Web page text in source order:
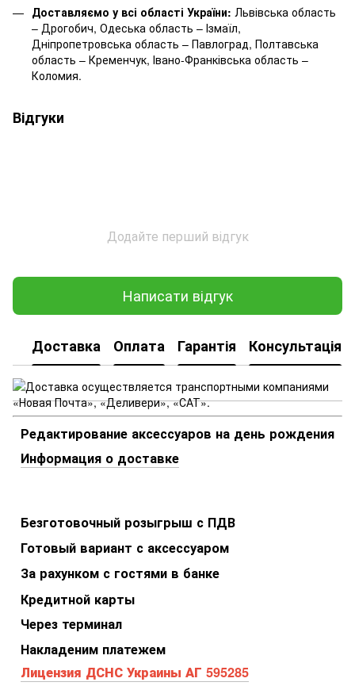
Доставляємо у всі області України: Львівська область
– Дрогобич, Одеська область – Ізмаїл,
Дніпропетровська область – Павлоград, Полтавська
область – Кременчук, Івано-Франківська область –
Коломия.
Відгуки
Додайте перший відгук
Написати відгук
Доставка Оплата Гарантія Консультація
Редактирование аксессуаров на день рождения
Информация о доставке
Безготовочный розыгрыш с ПДВ
Готовый вариант с аксессуаром
За рахунком с гостями в банке
Кредитной карты
Через терминал
Накладеним платежем
Лицензия ДСНС Украины АГ 595285